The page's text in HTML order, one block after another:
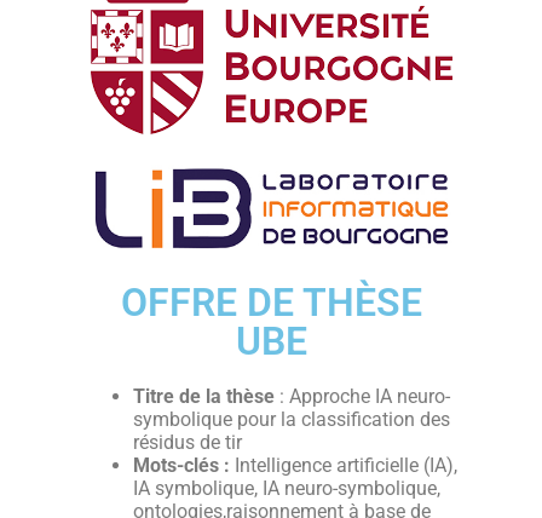
OFFRE DE THÈSE
UBE
Titre de la thèse : Approche IA neuro-
symbolique pour la classification des
résidus de tir
Mots-clés : Intelligence artificielle (IA),
IA symbolique, IA neuro-symbolique,
ontologies,raisonnement à base de